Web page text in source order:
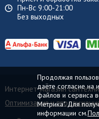
Пн-Вс 9:00-21:00
Без выходных
Интернет-магазин
Оптимизация и
Продолжая
даёте согласие на
файлов и сервиса
Метрика". Для
информации см.